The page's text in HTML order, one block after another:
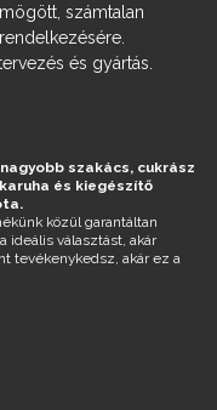
számtalan
és gyártás.
szakács, cukrász
és kiegészítő
közül garantáltan
ideális választást, akár
tevékenykedsz, akár ez a